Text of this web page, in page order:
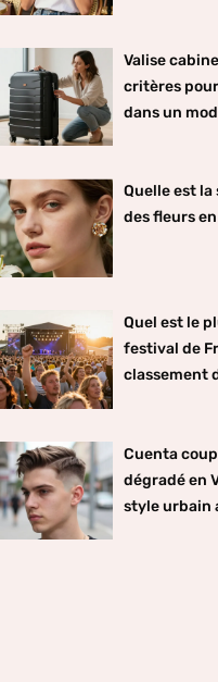
Valise
critères
dans un
Quelle est
des fleurs
Quel est le
festival de
classement
Cuenta
dégradé en
style urbain